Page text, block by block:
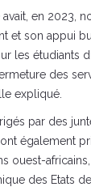
en 2023,
et son appui
les étudiants
des
expliqué.
par des
ont également
ouest-
des Etats de